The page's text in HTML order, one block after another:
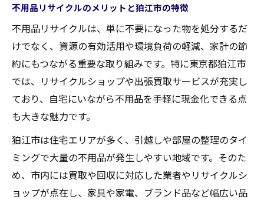
不用品回収とリサイクルショップの使い分
け方
不用品処分前の準備とスムーズな進め方
引越し時の不用品リサイクル活用術
狛江市で知っておきたい回収申し込み方法
リサイクルショップ活用で不用品の価値を上げ
狛江市リサイクルショップで不用品を高く
売るコツ
不用品買取を依頼する最適なタイミング
不用品リサイクルのメリットと狛江市の特徴
不用品リサイクルは、単に不要になった物を処分するだ
けでなく、資源の有効活用や環境負荷の軽減、家計の節
約にもつながる重要な取り組みです。特に東京都狛江市
では、リサイクルショップや出張買取サービスが充実し
ており、自宅にいながら不用品を手軽に現金化できる点
も大きな魅力です。
狛江市は住宅エリアが多く、引越しや部屋の整理のタイ
ミングで大量の不用品が発生しやすい地域です。そのた
め、市内には買取や回収に対応した業者やリサイクルシ
ョップが点在し、家具や家電、ブランド品など幅広い品